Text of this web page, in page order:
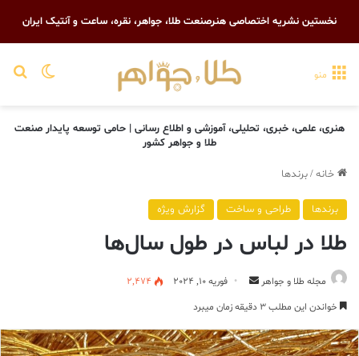
نخستین نشریه اختصاصی هنرصنعت طلا، جواهر، نقره، ساعت و آنتیک ایران
تغییر منو
هنری، علمی، خبری، تحلیلی، آموزشی و اطلاع رسانی | حامی توسعه پایدار صنعت
طلا و جواهر کشور
خانه/برندها
برندها طراحی و ساخت گزارش ویژه
طلا در لباس در طول سال‌ها
مجله طلا و جواهر
ارسال فوریه 10, 2024
2,474
خواندن این مطلب 3 دقیقه زمان میبرد